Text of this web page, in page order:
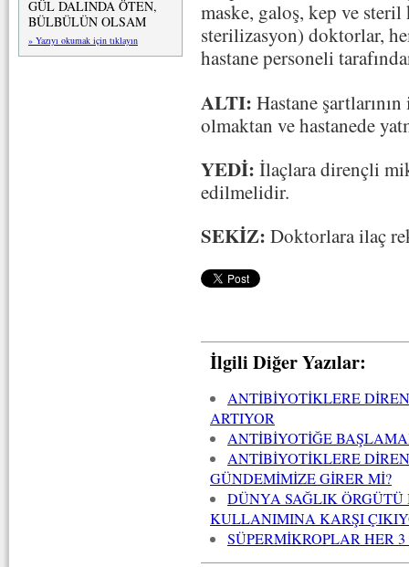
GÜL DALINDA ÖTEN,
BÜLBÜLÜN OLSAM
» Yazıyı okumak için tıklayın
maske, galoş, kep ve
sterilizasyon) doktorlar,
hastane personeli
ALTI: Hastane
olmaktan ve hastanede
YEDİ: İlaçlara dirençli
edilmelidir.
SEKİZ: Doktorlara ilaç
İlgili Diğer Yazılar:
ANTİBİYOTİKLERE
ARTIYOR
ANTİBİYOTİĞE
ANTİBİYOTİKLERE
GÜNDEMİMİZE GİRER Mİ?
DÜNYA SAĞLIK
KULLANIMINA KARŞI
SÜPERMİKROPLAR HER